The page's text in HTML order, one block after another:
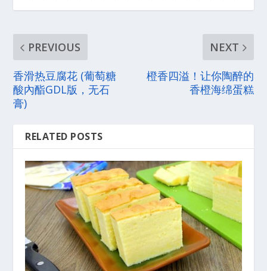
PREVIOUS
香滑热豆腐花 (葡萄糖
酸內酯GDL版，无石
膏)
NEXT
橙香四溢！让你陶醉的
香橙海绵蛋糕
RELATED POSTS